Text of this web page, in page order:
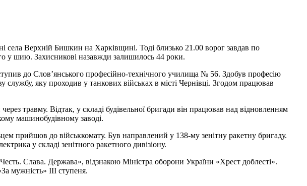
села Верхній Бишкин на Харківщині. Тоді близько 21.00 ворог завдав по
у шию. Захисникові назавжди залишилось 44 роки.
до Слов’янського професійно-технічного училища № 56. Здобув професію
яку проходив у танкових військах в місті Чернівці. Згодом працював
травму. Відтак, у складі будівельної бригади він працював над відновленням
машинобудівному заводі.
прийшов до військкомату. Був направлений у 138-му зенітну ракетну бригаду.
у складі зенітного ракетного дивізіону.
Слава. Держава», відзнакою Міністра оборони України «Хрест доблесті».
мужність» ІІІ ступеня.